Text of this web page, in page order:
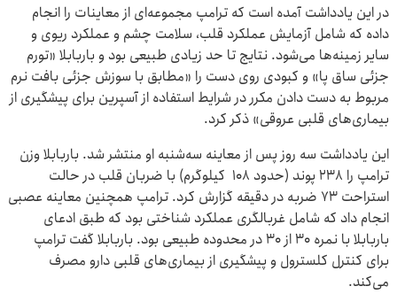
در این یادداشت آمده است که ترامپ مجموعه‌ای از معاینات را انجام
داده که شامل آزمایش عملکرد قلب، سلامت چشم و عملکرد ریوی و
سایر زمینه‌ها می‌شود. نتایج تا حد زیادی طبیعی بود و باربابلا «تورم
جزئی ساق پا» و کبودی روی دست را «مطابق با سوزش جزئی بافت نرم
مربوط به دست دادن مکرر در شرایط استفاده از آسپرین برای پیشگیری از
بیماری‌های قلبی عروقی» ذکر کرد.
این یادداشت سه روز پس از معاینه سه‌شنبه او منتشر شد. باربابلا وزن
ترامپ را ۲۳۸ پوند (حدود ۱۰۸ کیلوگرم) با ضربان قلب در حالت
استراحت ۷۳ ضربه در دقیقه گزارش کرد. ترامپ همچنین معاینه عصبی
انجام داد که شامل غربالگری عملکرد شناختی بود که طبق ادعای
باربابلا با نمره ۳۰ از ۳۰ در محدوده طبیعی بود. باربابلا گفت ترامپ
برای کنترل کلسترول و پیشگیری از بیماری‌های قلبی دارو مصرف
می‌کند.